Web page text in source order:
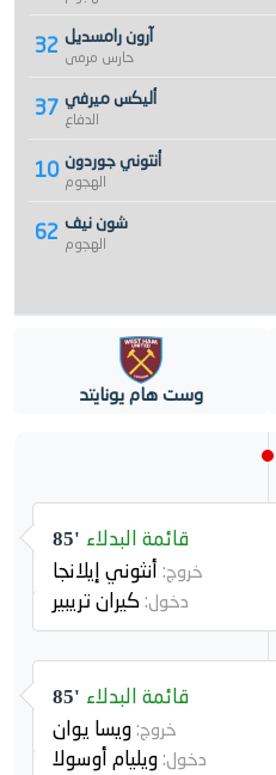
32 آرون رامسديل
حارس مرمى
37 أليكس ميرفي
الدفاع
10 أنتوني جوردون
الهجوم
62 شون نيف
الهجوم
وست هام يونايتد
85' قائمة البدلاء
خروج: أنثوني إيلانجا
دخول:كيران تريبير
85' قائمة البدلاء
خروج:ويسا يوان
دخول:ويليام أوسولا